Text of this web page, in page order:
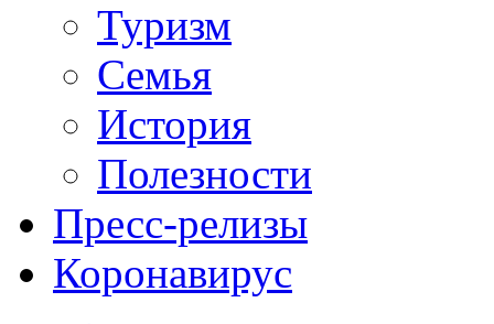
Туризм
Семья
История
Полезности
Пресс-релизы
Коронавирус